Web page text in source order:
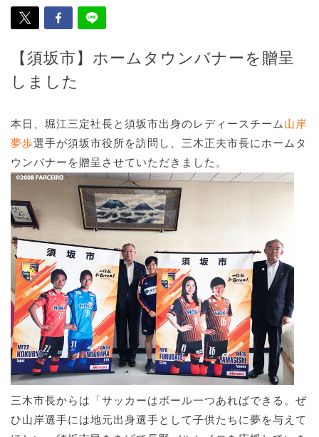
【須坂市】ホームタウンバナーを贈呈
しました
本日、堀江三定社長と須坂市出身のレディースチーム 山岸
夢歩選手が須坂市役所を訪問し、三木正夫市長にホームタ
ウンバナーを贈呈させていただきました。
三木市長からは「サッカーはボール一つあればできる。ぜ
ひ山岸選手には地元出身選手として子供たちに夢を与えて